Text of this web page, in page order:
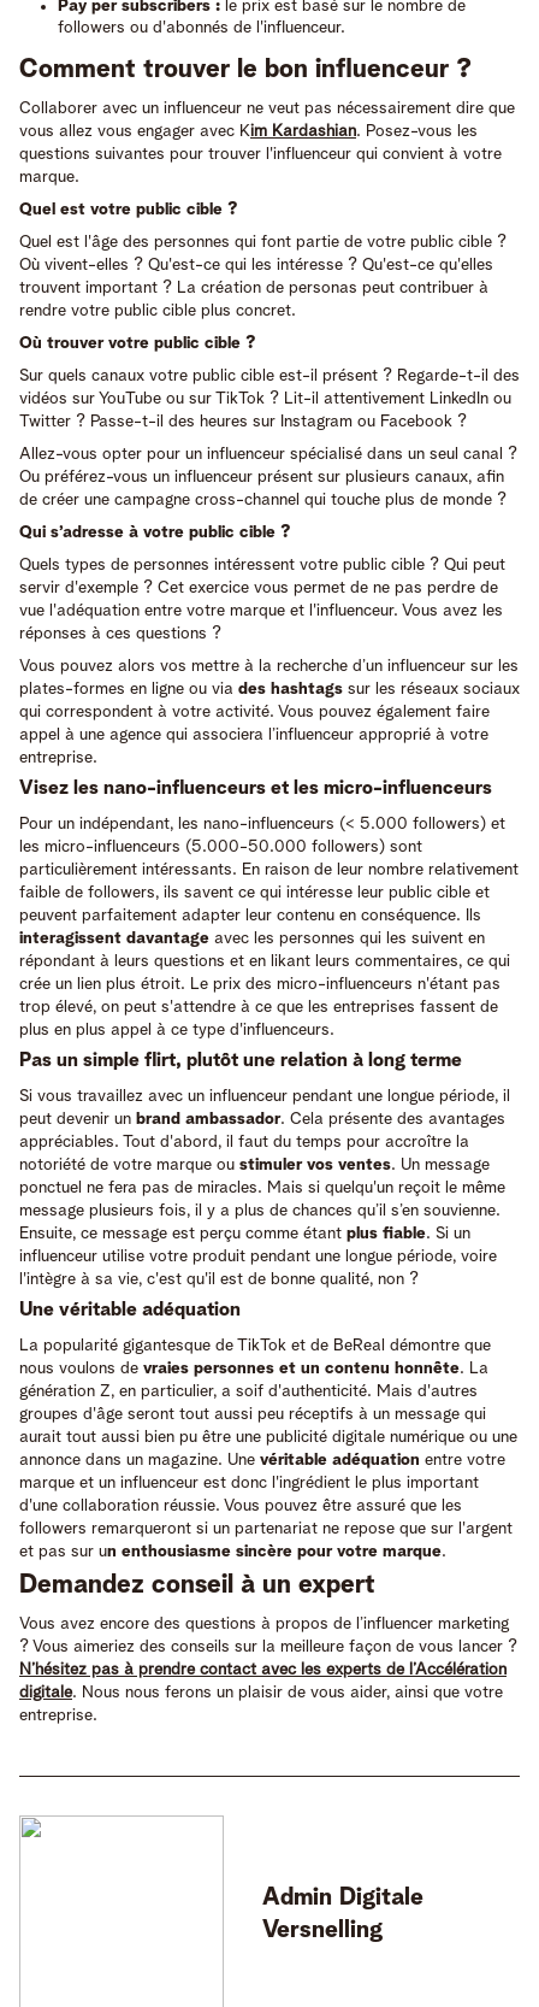
Pay per subscribers : le prix est basé sur le nombre de
followers ou d'abonnés de l'influenceur.
Comment trouver le bon influenceur ?
Collaborer avec un influenceur ne veut pas nécessairement dire que
vous allez vous engager avec Kim Kardashian. Posez-vous les
questions suivantes pour trouver l'influenceur qui convient à votre
marque.
Quel est votre public cible ?
Quel est l'âge des personnes qui font partie de votre public cible ?
Où vivent-elles ? Qu'est-ce qui les intéresse ? Qu'est-ce qu'elles
trouvent important ? La création de personas peut contribuer à
rendre votre public cible plus concret.
Où trouver votre public cible ?
Sur quels canaux votre public cible est-il présent ? Regarde-t-il des
vidéos sur YouTube ou sur TikTok ? Lit-il attentivement LinkedIn ou
Twitter ? Passe-t-il des heures sur Instagram ou Facebook ?
Allez-vous opter pour un influenceur spécialisé dans un seul canal ?
Ou préférez-vous un influenceur présent sur plusieurs canaux, afin
de créer une campagne cross-channel qui touche plus de monde ?
Qui s’adresse à votre public cible ?
Quels types de personnes intéressent votre public cible ? Qui peut
servir d'exemple ? Cet exercice vous permet de ne pas perdre de
vue l'adéquation entre votre marque et l'influenceur. Vous avez les
réponses à ces questions ?
Vous pouvez alors vos mettre à la recherche d’un influenceur sur les
plates-formes en ligne ou via des hashtags sur les réseaux sociaux
qui correspondent à votre activité. Vous pouvez également faire
appel à une agence qui associera l’influenceur approprié à votre
entreprise.
Visez les nano-influenceurs et les micro-influenceurs
Pour un indépendant, les nano-influenceurs (< 5.000 followers) et
les micro-influenceurs (5.000-50.000 followers) sont
particulièrement intéressants. En raison de leur nombre relativement
faible de followers, ils savent ce qui intéresse leur public cible et
peuvent parfaitement adapter leur contenu en conséquence. Ils
interagissent davantage avec les personnes qui les suivent en
répondant à leurs questions et en likant leurs commentaires, ce qui
crée un lien plus étroit. Le prix des micro-influenceurs n'étant pas
trop élevé, on peut s'attendre à ce que les entreprises fassent de
plus en plus appel à ce type d'influenceurs.
Pas un simple flirt, plutôt une relation à long terme
Si vous travaillez avec un influenceur pendant une longue période, il
peut devenir un brand ambassador. Cela présente des avantages
appréciables. Tout d'abord, il faut du temps pour accroître la
notoriété de votre marque ou stimuler vos ventes. Un message
ponctuel ne fera pas de miracles. Mais si quelqu'un reçoit le même
message plusieurs fois, il y a plus de chances qu’il s’en souvienne.
Ensuite, ce message est perçu comme étant plus fiable. Si un
influenceur utilise votre produit pendant une longue période, voire
l'intègre à sa vie, c'est qu'il est de bonne qualité, non ?
Une véritable adéquation
La popularité gigantesque de TikTok et de BeReal démontre que
nous voulons de vraies personnes et un contenu honnête. La
génération Z, en particulier, a soif d'authenticité. Mais d'autres
groupes d'âge seront tout aussi peu réceptifs à un message qui
aurait tout aussi bien pu être une publicité digitale numérique ou une
annonce dans un magazine. Une véritable adéquation entre votre
marque et un influenceur est donc l'ingrédient le plus important
d'une collaboration réussie. Vous pouvez être assuré que les
followers remarqueront si un partenariat ne repose que sur l'argent
et pas sur un enthousiasme sincère pour votre marque.
Demandez conseil à un expert
Vous avez encore des questions à propos de l’influencer marketing
? Vous aimeriez des conseils sur la meilleure façon de vous lancer ?
N’hésitez pas à prendre contact avec les experts de l’Accélération
digitale. Nous nous ferons un plaisir de vous aider, ainsi que votre
entreprise.
Admin Digitale
Versnelling